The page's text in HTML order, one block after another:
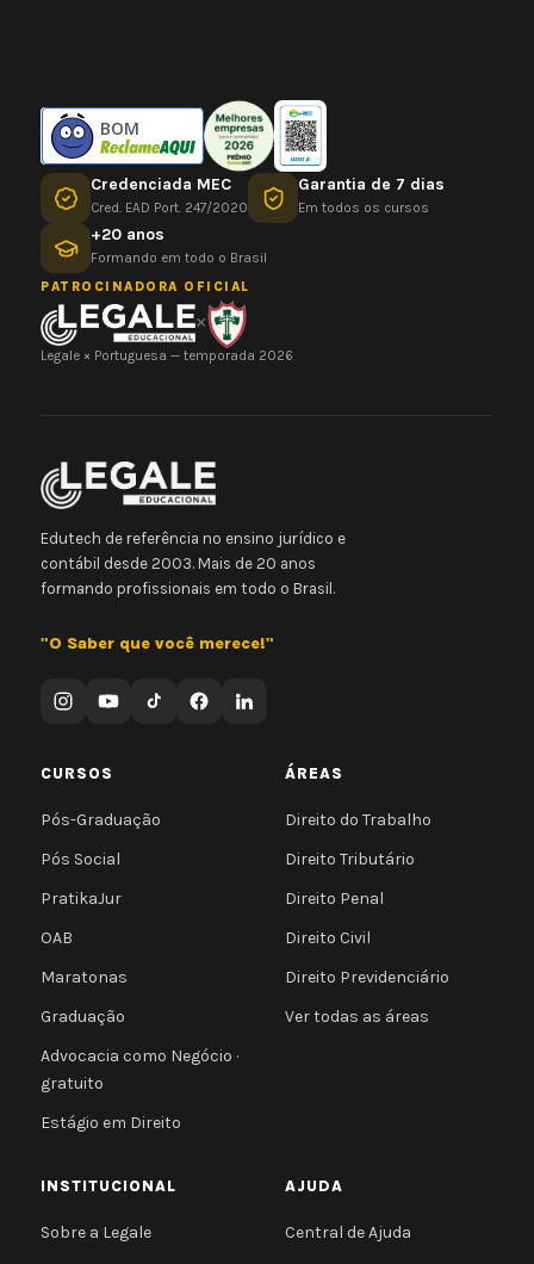
BOM
Credenciada MEC
Cred. EAD Port. 247/2020
Garantia de 7 dias
Em todos os cursos
+20 anos
Formando em todo o Brasil
PATROCINADORA OFICIAL
×
Legale × Portuguesa — temporada 2026
Edutech de referência no ensino jurídico e
contábil desde 2003. Mais de 20 anos
formando profissionais em todo o Brasil.
"O Saber que você merece!"
CURSOS
Pós-Graduação
Pós Social
PratikaJur
OAB
Maratonas
Graduação
Advocacia como Negócio ·
gratuito
Estágio em Direito
ÁREAS
Direito do Trabalho
Direito Tributário
Direito Penal
Direito Civil
Direito Previdenciário
Ver todas as áreas
INSTITUCIONAL
Sobre a Legale
AJUDA
Central de Ajuda